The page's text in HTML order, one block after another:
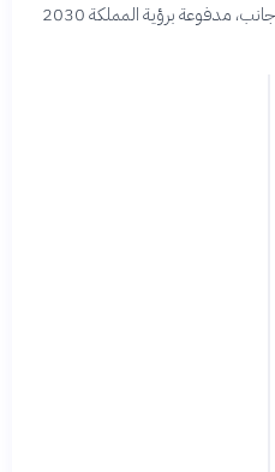
وانفتاحاً تدريجياً على المستثمرين الأجانب، مدفوعة برؤية المملكة 2030